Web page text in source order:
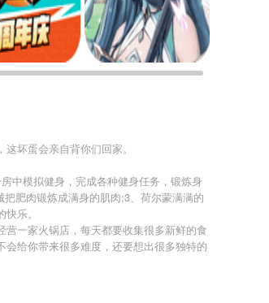
坏蛋会亲自背你们回家。
中模拟健身，完成各种健身任务，锻炼身
肥肉锻炼成满身的肌肉;3、荷尔蒙满满的
乐。
一家火锅店，每天都要收集很多新鲜的食
给你带来很多难度，还要想出很多独特的